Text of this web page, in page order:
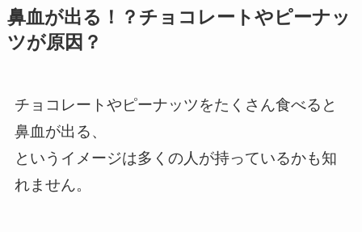
鼻血が出る！？チョコレートやピーナッ
ツが原因？
チョコレートやピーナッツをたくさん食べると
鼻血が出る、
というイメージは多くの人が持っているかも知
れません。